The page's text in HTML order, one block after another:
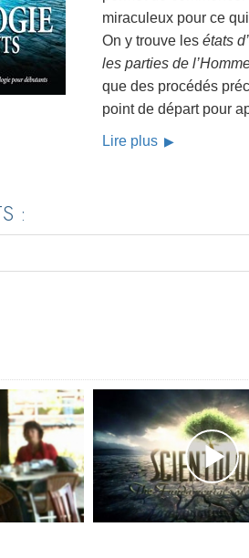
miraculeux pour ce
On y trouve les états
les parties de
que des procédés
point de départ pour
Lire plus
: